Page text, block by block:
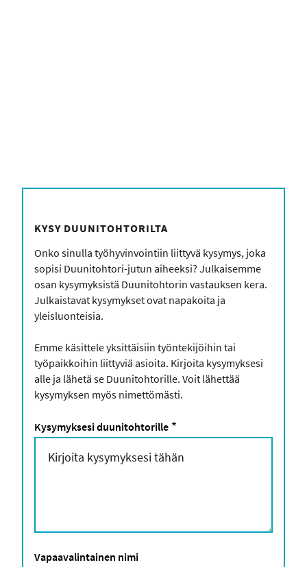
form_head
KYSY DUUNITOHTORILTA
Onko sinulla työhyvinvointiin liittyvä kysymys, joka
sopisi Duunitohtori-jutun aiheeksi? Julkaisemme
osan kysymyksistä Duunitohtorin vastauksen kera.
Julkaistavat kysymykset ovat napakoita ja
yleisluonteisia.
Emme käsittele yksittäisiin työntekijöihin tai
työpaikkoihin liittyviä asioita. Kirjoita kysymyksesi
alle ja lähetä se Duunitohtorille. Voit lähettää
kysymyksen myös nimettömästi.
Kysymyksesi duunitohtorille
Vapaavalintainen nimi